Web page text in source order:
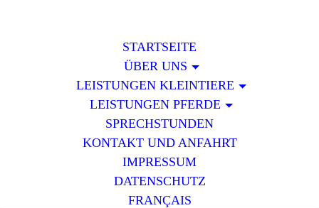
STARTSEITE
ÜBER UNS
LEISTUNGEN KLEINTIERE
LEISTUNGEN PFERDE
SPRECHSTUNDEN
KONTAKT UND ANFAHRT
IMPRESSUM
DATENSCHUTZ
FRANÇAIS